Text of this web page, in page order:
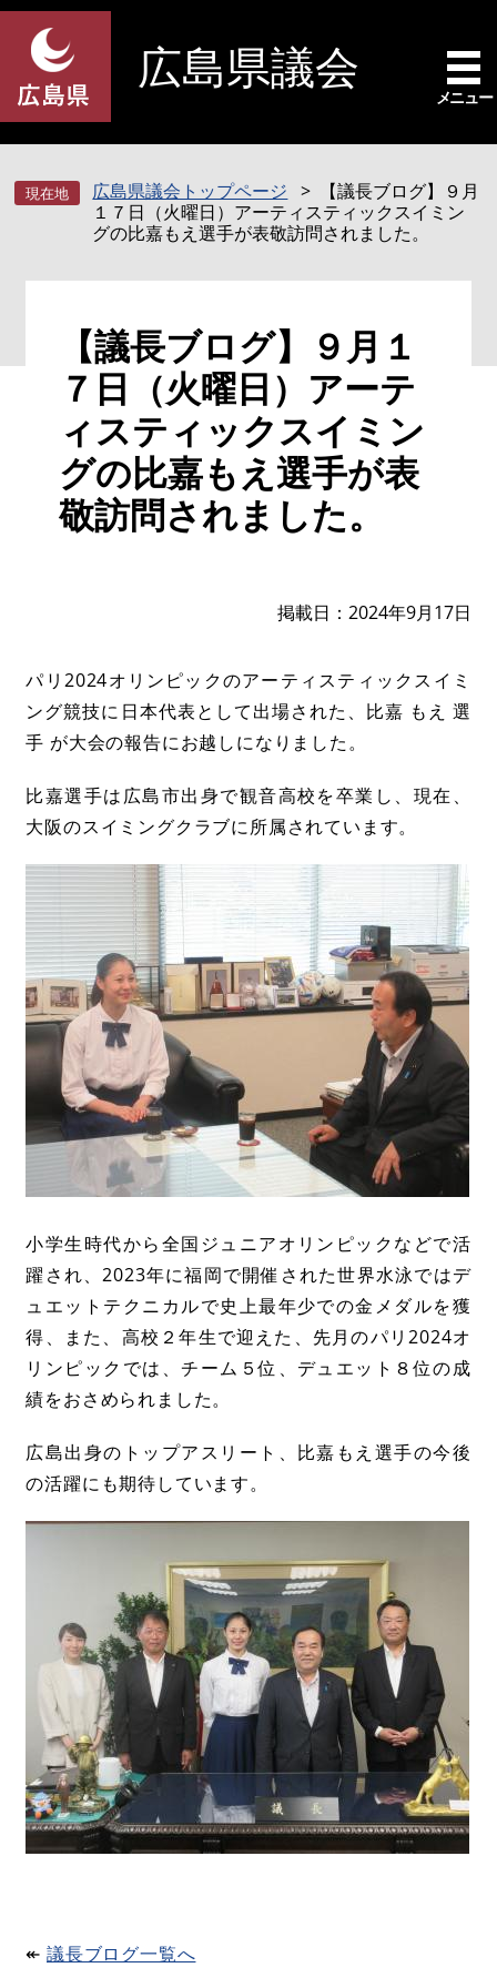
ペ
先
頭
す
メ
を
飛
し
広島県議会
メニュー
広島県議会トップページ
【議長ブログ】９月
１７日（火曜日）アーティスティックスイミン
グの比嘉もえ選手が表敬訪問されました。
【議長ブログ】９月１
７日（火曜日）アーテ
ィスティックスイミン
グの比嘉もえ選手が表
敬訪問されました。
掲載日 2024年9月17日
パリ2024オリンピックのアーティスティックスイミ
ング競技に日本代表として出場された、比嘉 もえ 選
手 が大会の報告にお越しになりました。
比嘉選手は広島市出身で観音高校を卒業し、現在、
大阪のスイミングクラブに所属されています。
小学生時代から全国ジュニアオリンピックなどで活
躍され、2023年に福岡で開催された世界水泳ではデ
ュエットテクニカルで史上最年少での金メダルを獲
得、また、高校２年生で迎えた、先月のパリ2024オ
リンピックでは、チーム５位、デュエット８位の成
績をおさめられました。
広島出身のトップアスリート、比嘉もえ選手の今後
の活躍にも期待しています。
↞​議長ブログ一覧へ